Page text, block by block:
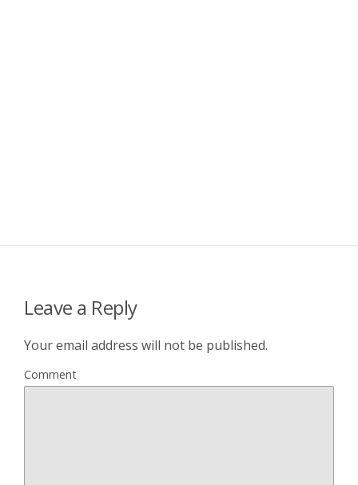
Leave a Reply
Your email address will not be published.
Comment